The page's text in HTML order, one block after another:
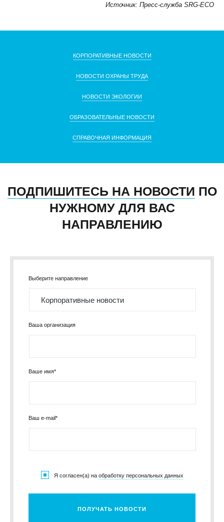
Источник: Пресс-служба SRG-ECO
КОРПОРАТИВНЫЕ НОВОСТИ
НОВОСТИ ОХРАНЫ ТРУДА
НОВОСТИ ЭКОЛОГИИ
ОБРАЗОВАТЕЛЬНЫЕ НОВОСТИ
СПРАВОЧНАЯ ИНФОРМАЦИЯ
ПОДПИШИТЕСЬ НА НОВОСТИ ПО
НУЖНОМУ ДЛЯ ВАС
НАПРАВЛЕНИЮ
Выберите направление
Ваша организация
Ваше имя*
Ваш e-mail*
Я согласен(а) на обработку персональных данных
ПОЛУЧАТЬ НОВОСТИ